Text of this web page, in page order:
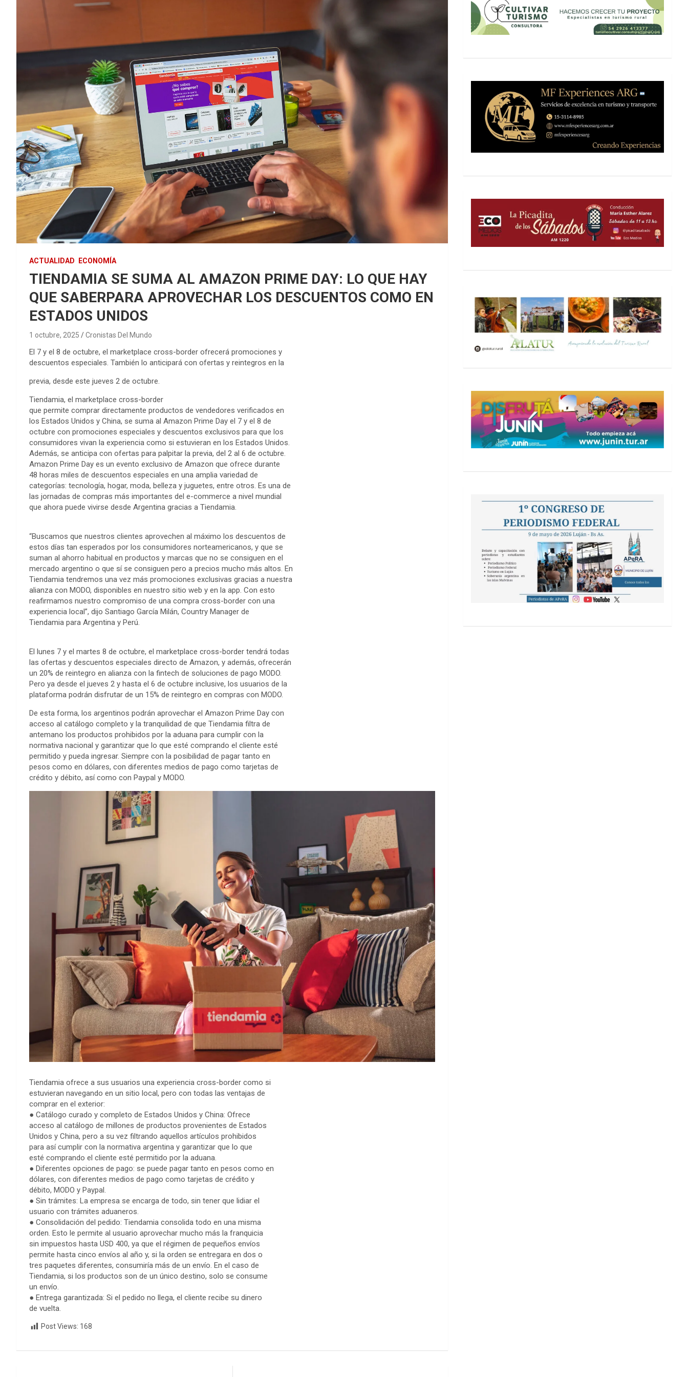
ACTUALIDAD ECONOMÍA
TIENDAMIA SE SUMA AL AMAZON PRIME DAY: LO QUE HAY
QUE SABERPARA APROVECHAR LOS DESCUENTOS COMO EN
ESTADOS UNIDOS
1 octubre, 2025 Cronistas Del Mundo
El 7 y el 8 de octubre, el marketplace cross-border ofrecerá promociones y
descuentos especiales. También lo anticipará con ofertas y reintegros en la
previa, desde este jueves 2 de octubre.
Tiendamia, el marketplace cross-border
que permite comprar directamente productos de vendedores verificados en
los Estados Unidos y China, se suma al Amazon Prime Day el 7 y el 8 de
octubre con promociones especiales y descuentos exclusivos para que los
consumidores vivan la experiencia como si estuvieran en los Estados Unidos.
Además, se anticipa con ofertas para palpitar la previa, del 2 al 6 de octubre.
Amazon Prime Day es un evento exclusivo de Amazon que ofrece durante
48 horas miles de descuentos especiales en una amplia variedad de
categorías: tecnología, hogar, moda, belleza y juguetes, entre otros. Es una de
las jornadas de compras más importantes del e-commerce a nivel mundial
que ahora puede vivirse desde Argentina gracias a Tiendamia.
“Buscamos que nuestros clientes aprovechen al máximo los descuentos de
estos días tan esperados por los consumidores norteamericanos, y que se
suman al ahorro habitual en productos y marcas que no se consiguen en el
mercado argentino o que sí se consiguen pero a precios mucho más altos. En
Tiendamia tendremos una vez más promociones exclusivas gracias a nuestra
alianza con MODO, disponibles en nuestro sitio web y en la app. Con esto
reafirmamos nuestro compromiso de una compra cross-border con una
experiencia local”, dijo Santiago García Milán, Country Manager de
Tiendamia para Argentina y Perú.
El lunes 7 y el martes 8 de octubre, el marketplace cross-border tendrá todas
las ofertas y descuentos especiales directo de Amazon, y además, ofrecerán
un 20% de reintegro en alianza con la fintech de soluciones de pago MODO.
Pero ya desde el jueves 2 y hasta el 6 de octubre inclusive, los usuarios de la
plataforma podrán disfrutar de un 15% de reintegro en compras con MODO.
De esta forma, los argentinos podrán aprovechar el Amazon Prime Day con
acceso al catálogo completo y la tranquilidad de que Tiendamia filtra de
antemano los productos prohibidos por la aduana para cumplir con la
normativa nacional y garantizar que lo que esté comprando el cliente esté
permitido y pueda ingresar. Siempre con la posibilidad de pagar tanto en
pesos como en dólares, con diferentes medios de pago como tarjetas de
crédito y débito, así como con Paypal y MODO.
Tiendamia ofrece a sus usuarios una experiencia cross-border como si
estuvieran navegando en un sitio local, pero con todas las ventajas de
comprar en el exterior:
● Catálogo curado y completo de Estados Unidos y China: Ofrece
acceso al catálogo de millones de productos provenientes de Estados
Unidos y China, pero a su vez filtrando aquellos artículos prohibidos
para así cumplir con la normativa argentina y garantizar que lo que
esté comprando el cliente esté permitido por la aduana.
● Diferentes opciones de pago: se puede pagar tanto en pesos como en
dólares, con diferentes medios de pago como tarjetas de crédito y
débito, MODO y Paypal.
● Sin trámites: La empresa se encarga de todo, sin tener que lidiar el
usuario con trámites aduaneros.
● Consolidación del pedido: Tiendamia consolida todo en una misma
orden. Esto le permite al usuario aprovechar mucho más la franquicia
sin impuestos hasta USD 400, ya que el régimen de pequeños envíos
permite hasta cinco envíos al año y, si la orden se entregara en dos o
tres paquetes diferentes, consumiría más de un envío. En el caso de
Tiendamia, si los productos son de un único destino, solo se consume
un envío.
● Entrega garantizada: Si el pedido no llega, el cliente recibe su dinero
de vuelta.
Post Views: 168